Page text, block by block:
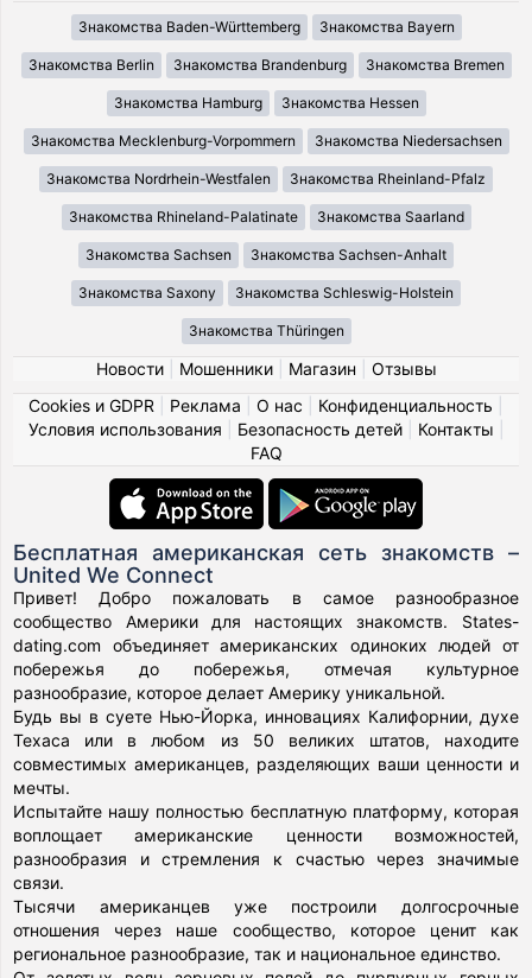
Знакомства Baden-Württemberg Знакомства Bayern
Знакомства Berlin Знакомства Brandenburg Знакомства Bremen
Знакомства Hamburg Знакомства Hessen
Знакомства Mecklenburg-Vorpommern Знакомства Niedersachsen
Знакомства Nordrhein-Westfalen Знакомства Rheinland-Pfalz
Знакомства Rhineland-Palatinate Знакомства Saarland
Знакомства Sachsen Знакомства Sachsen-Anhalt
Знакомства Saxony Знакомства Schleswig-Holstein
Знакомства Thüringen
Новости| Мошенники| Магазин
Отзывы
Cookies и GDPR
Реклама О нас Конфиденциальность
Условия использования
Безопасность детей| Контакты
FAQ
Бесплатная американская сеть знакомств –
United We Connect
Привет! Добро пожаловать в самое разнообразное
сообщество Америки для настоящих знакомств. States-
dating.com объединяет американских одиноких людей от
побережья до побережья, отмечая культурное
разнообразие, которое делает Америку уникальной.
Будь вы в суете Нью-Йорка, инновациях Калифорнии, духе
Техаса или в любом из 50 великих штатов, находите
совместимых американцев, разделяющих ваши ценности и
мечты.
Испытайте нашу полностью бесплатную платформу, которая
воплощает американские ценности возможностей,
разнообразия и стремления к счастью через значимые
связи.
Тысячи американцев уже построили долгосрочные
отношения через наше сообщество, которое ценит как
региональное разнообразие, так и национальное единство.